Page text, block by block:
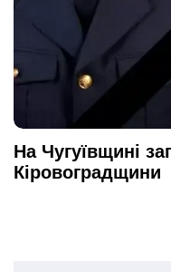
На Чугуївщині
Кіровоградщини